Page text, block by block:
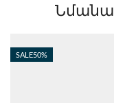
SALE50%